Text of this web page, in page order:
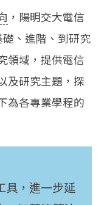
，陽明交大電信
、進階、到研究
領域，提供電信
及研究主題，探
為各專業學程的
具，進一步延